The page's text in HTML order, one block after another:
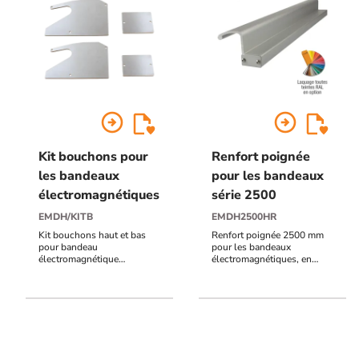
arrow_circle_right
Kit bouchons pour
les bandeaux
électromagnétiques
EMDH/KITB
Kit bouchons haut et bas
pour bandeau
électromagnétique
arrow_circle_right
Renfort poignée
pour les bandeaux
série 2500
EMDH2500HR
Renfort poignée 2500 mm
pour les bandeaux
électromagnétiques, en